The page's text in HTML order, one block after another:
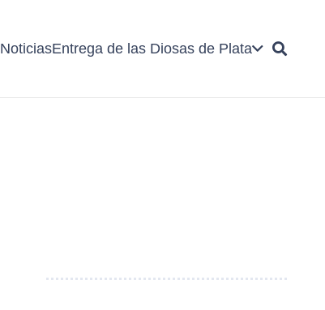
NoticiasEntrega de las Diosas de Plata